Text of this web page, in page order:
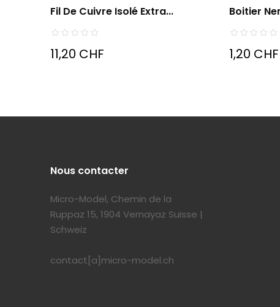
Fil De Cuivre Isolé Extra...
11,20 CHF
Boitier
1,20 CHF
Nous contacter
Micro-Model, Chemin de la
Ruppaz 15, 1904 Vernayaz Suisse |
Schweiz
contact[a]micro-model.ch